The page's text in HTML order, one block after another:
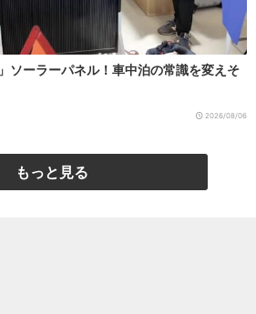
ソーラーパネル！車中泊の常識を変えそ
2026/08/06
もっと見る